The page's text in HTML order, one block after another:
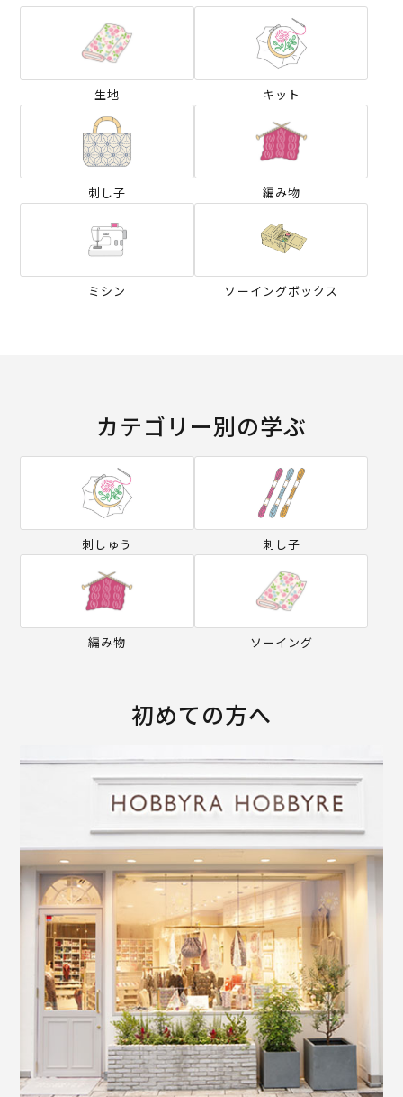
生地 キット
刺し子 編み物
ミシン ソーイングボックス
カテゴリー別の学ぶ
刺しゅう 刺し子
編み物 ソーイング
初めての方へ